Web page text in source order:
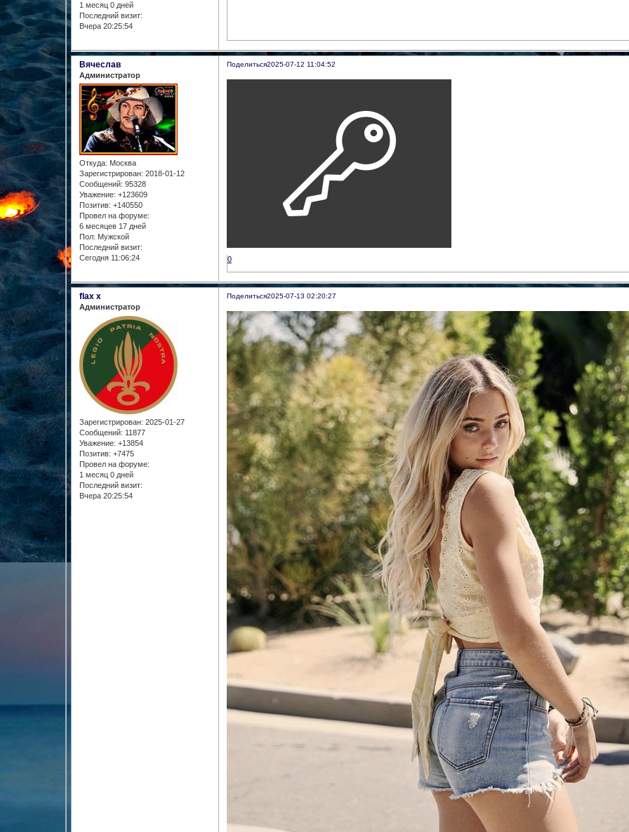
1 месяц 0 дней
Последний визит:
Вчера 20:25:54
Поделиться2025-07-12 11:04:52
Вячеслав
Администратор
Откуда: Москва
Зарегистрирован: 2018-01-12
Сообщений: 95328
Уважение: +123609
Позитив: +140550
Провел на форуме:
6 месяцев 17 дней
Пол: Мужской
Последний визит:
Сегодня 11:06:24
0
Поделиться2025-07-13 02:20:27
flax x
Администратор
Зарегистрирован: 2025-01-27
Сообщений: 11877
Уважение: +13854
Позитив: +7475
Провел на форуме:
1 месяц 0 дней
Последний визит:
Вчера 20:25:54